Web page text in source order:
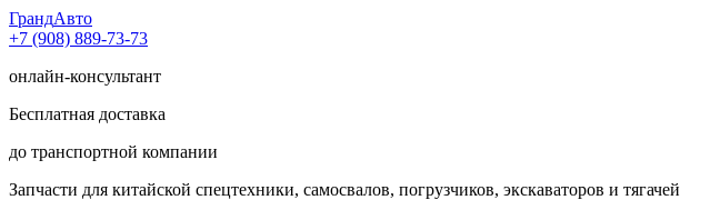
ГрандАвто
+7 (908) 889-73-73
онлайн-консультант
Бесплатная доставка
до транспортной компании
Запчасти для китайской спецтехники, самосвалов, погрузчиков, экскаваторов и тягачей